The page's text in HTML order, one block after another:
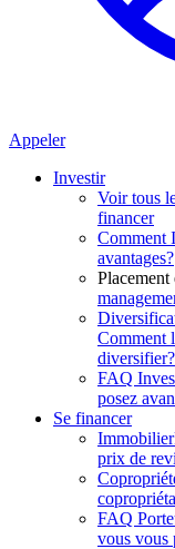
Appeler
Investir
Voir tous
financer
Comment
avantages?
Placement
Comment
diversifier?
FAQ
posez
Se financer
Immobilier
prix de
FAQ
vous vous